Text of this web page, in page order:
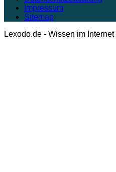
Impressum
Sitemap
Lexodo.de - Wissen im